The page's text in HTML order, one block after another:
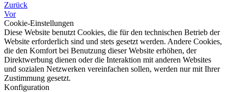
Zurück
Vor
Cookie-Einstellungen
Diese Website benutzt Cookies, die für den technischen Betrieb der
Website erforderlich sind und stets gesetzt werden. Andere Cookies,
die den Komfort bei Benutzung dieser Website erhöhen, der
Direktwerbung dienen oder die Interaktion mit anderen Websites
und sozialen Netzwerken vereinfachen sollen, werden nur mit Ihrer
Zustimmung gesetzt.
Konfiguration